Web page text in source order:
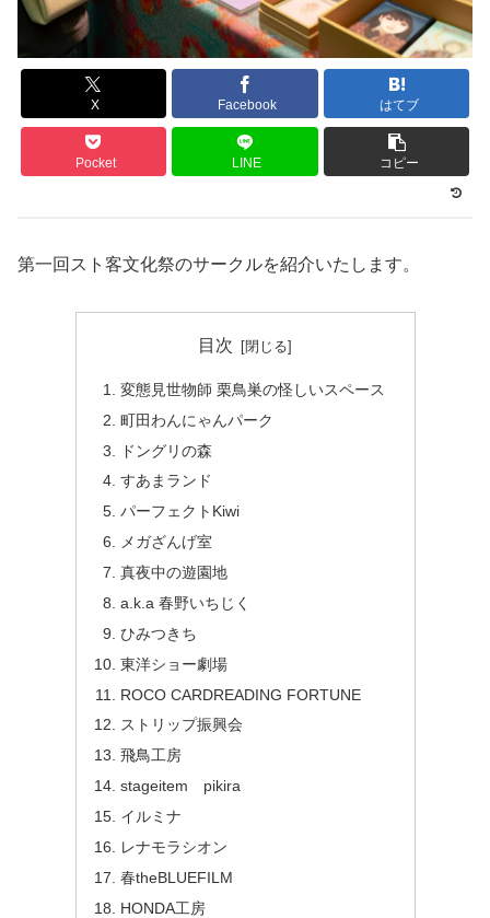
X Facebook はてブ
Pocket LINE コピー
第一回スト客文化祭のサークルを紹介いたします。
目次
変態見世物師 栗鳥巣の怪しいスペース
町田わんにゃんパーク
ドングリの森
すあまランド
パーフェクトKiwi
メガざんげ室
真夜中の遊園地
a.k.a 春野いちじく
ひみつきち
東洋ショー劇場
ROCO CARDREADING FORTUNE
ストリップ振興会
飛鳥工房
stageitem pikira
イルミナ
レナモラシオン
春theBLUEFILM
HONDA工房